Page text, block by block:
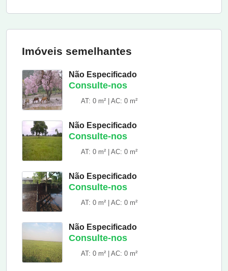
Imóveis semelhantes
Não Especificado
Consulte-nos
AT: 0 m² | AC: 0 m²
Não Especificado
Consulte-nos
AT: 0 m² | AC: 0 m²
Não Especificado
Consulte-nos
AT: 0 m² | AC: 0 m²
Não Especificado
Consulte-nos
AT: 0 m² | AC: 0 m²